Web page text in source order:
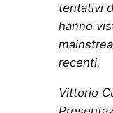
tentativi
hanno
recenti.
Vittorio